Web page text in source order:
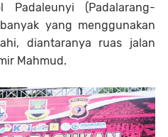
(Padalarang-
yang menggunakan
diantaranya ruas jalan
Mahmud.